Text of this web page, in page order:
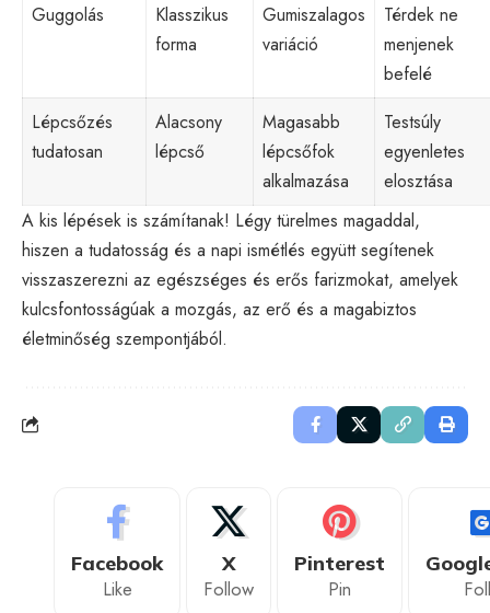
Guggolás
Klasszikus
forma
Gumiszalagos
variáció
Térdek ne
menjenek
befelé
Lépcsőzés
tudatosan
Alacsony
lépcső
Magasabb
lépcsőfok
alkalmazása
Testsúly
egyenletes
elosztása
A kis lépések is számítanak! Légy türelmes magaddal,
hiszen a tudatosság és a napi ismétlés együtt segítenek
visszaszerezni az egészséges és erős farizmokat, amelyek
kulcsfontosságúak a mozgás, az erő és a magabiztos
életminőség szempontjából.
Facebook
Like
X
Follow
Pinterest
Pin